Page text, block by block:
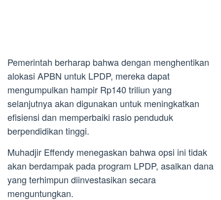
Pemerintah berharap bahwa dengan menghentikan
alokasi APBN untuk LPDP, mereka dapat
mengumpulkan hampir Rp140 triliun yang
selanjutnya akan digunakan untuk meningkatkan
efisiensi dan memperbaiki rasio penduduk
berpendidikan tinggi.
Muhadjir Effendy menegaskan bahwa opsi ini tidak
akan berdampak pada program LPDP, asalkan dana
yang terhimpun diinvestasikan secara
menguntungkan.